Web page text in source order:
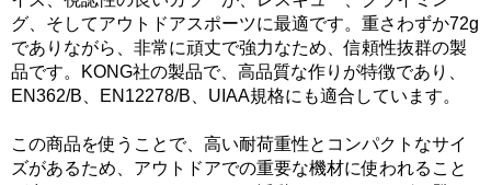
グ、そしてアウトドアスポーツに最適です。重さわずか72g
でありながら、非常に頑丈で強力なため、信頼性抜群の製
品です。KONG社の製品で、高品質な作りが特徴であり、
EN362/B、EN12278/B、UIAA規格にも適合しています。
この商品を使うことで、高い耐荷重性とコンパクトなサイ
ズがあるため、アウトドアでの重要な機材に使われること